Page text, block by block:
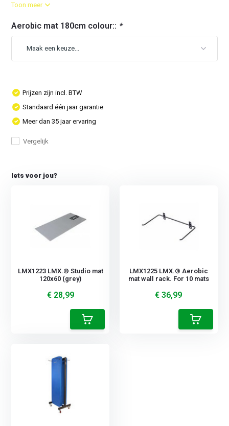
Toon meer
Aerobic mat 180cm colour:: *
Prijzen zijn incl. BTW
Standaard één jaar garantie
Meer dan 35 jaar ervaring
Vergelijk
Iets voor jou?
LMX1223 LMX.® Studio mat
120x60 (grey)
€ 28,99
LMX1225 LMX.® Aerobic
mat wall rack. For 10 mats
€ 36,99